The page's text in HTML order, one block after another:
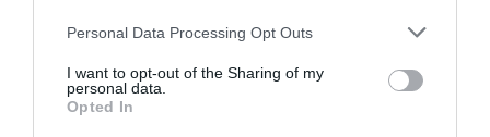
Personal Data Processing Opt Outs
I want to opt-out of the Sharing of my
personal data.
Opted In